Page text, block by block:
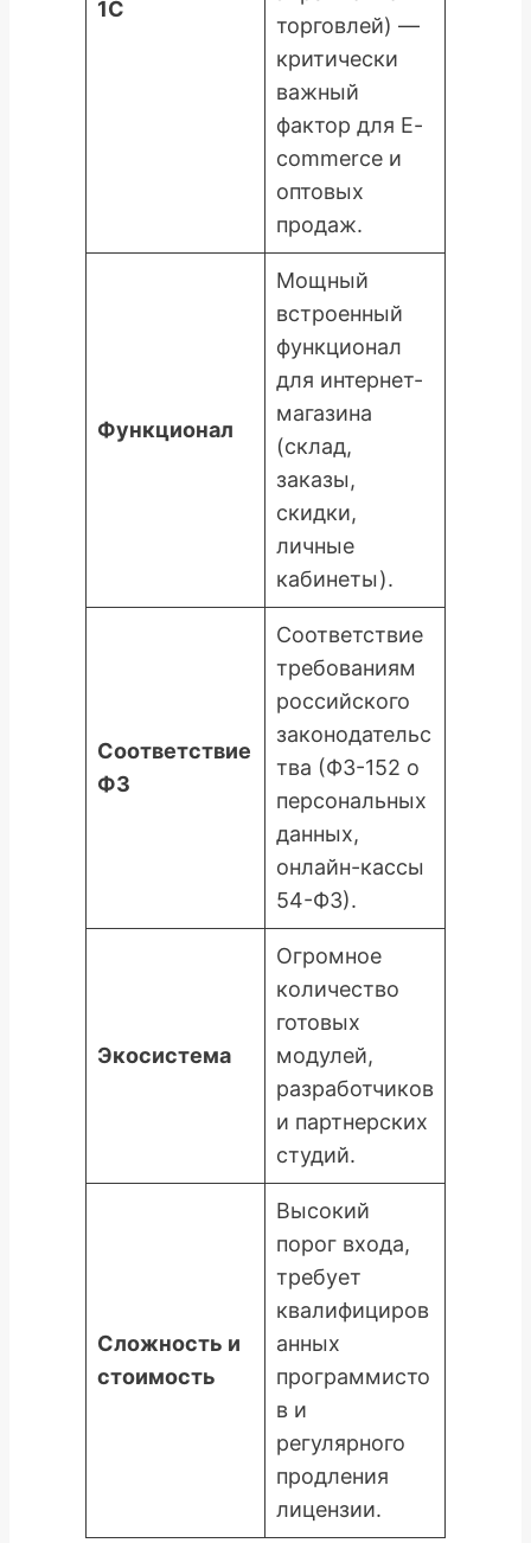
1С
торговлей) —
критически
важный
фактор для E-
commerce и
оптовых
продаж.
Функционал
Мощный
встроенный
функционал
для интернет-
магазина
(склад,
заказы,
скидки,
личные
кабинеты).
Соответствие
ФЗ
Соответствие
требованиям
российского
законодательс
тва (ФЗ-152 о
персональных
данных,
онлайн-кассы
54-ФЗ).
Экосистема
Огромное
количество
готовых
модулей,
разработчиков
и партнерских
студий.
Сложность и
стоимость
Высокий
порог входа,
требует
квалифициров
анных
программисто
в и
регулярного
продления
лицензии.